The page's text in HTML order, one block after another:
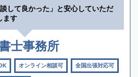
して良かった」と安心していただ
ます
士事務所
オンライン相談可 全国出張対応可